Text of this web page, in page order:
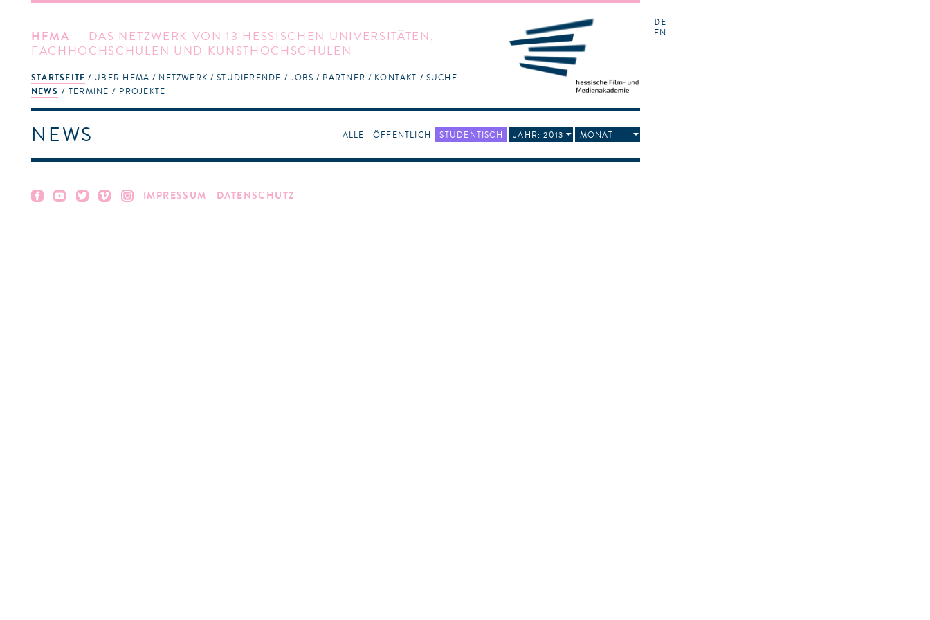
HFMA — DAS NETZWERK VON 13 HESSISCHEN UNIVERSITÄTEN,
FACHHOCHSCHULEN UND KUNSTHOCHSCHULEN
STARTSEITE
NEWS
TERMINE PROJEKTE
ÜBER HFMA NETZWERK STUDIERENDE JOBS PARTNER KONTAKT SUCHE
DE
EN
ALLE ÖFFENTLICH STUDENTISCH JAHR: 2013 MONAT
NEWS
IMPRESSUM DATENSCHUTZ